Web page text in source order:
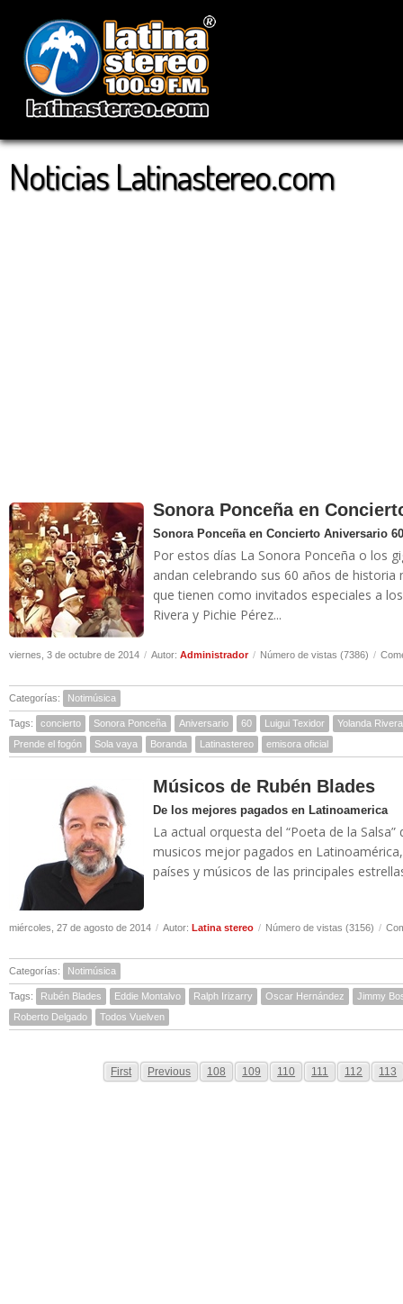
Noticias Latinastereo.com
Sonora Ponceña en
Sonora Ponceña en Concierto Aniversario 60
Por estos días La Sonora Ponceña o los
andan celebrando sus 60 años de
que tienen como invitados especiales a
Rivera y Pichie Pérez...
viernes, 3 de octubre de 2014 / Autor: Administrador / Número de vistas (7386) /
Categorías: Notimúsica
Tags: concierto Sonora Ponceña Aniversario 60 Luigui Texidor
Yolanda Rivera
Prende el fogón
Sola vaya Boranda Latinastereo emisora oficial
Músicos de Rubén Blades
De los mejores pagados en Latinoamerica
La actual orquesta del “Poeta de la
musicos mejor pagados en
países y músicos de las principales
miércoles, 27 de agosto de 2014 / Autor: Latina stereo / Número de vistas (3156) /
Categorías: Notimúsica
Tags: Rubén Blades Eddie Montalvo Ralph Irizarry Oscar Hernández
Jimmy
Roberto Delgado
Todos Vuelven
First Previous 108 109 110 111 112 113